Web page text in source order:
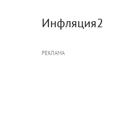
Инфляция2
РЕКЛАМА